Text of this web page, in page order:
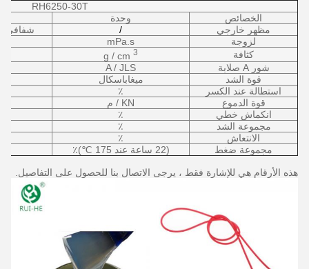
RH6250-30T
الخصائص
وحدة
مظهر خارجي
/
شفافي
لزوجة
mPa.s
كثافة
g / cm 3
شور A صلابة
A / JLS
قوة الشد
ميغاباسكال
استطالة عند الكسر
٪
قوة الدموع
KN / م
انكماش خطي
٪
مجموعة الشد
٪
الانتعاش
٪
مجموعة ضغط
(22 ساعة عند 175 ℃)٪
هذه الأرقام هي للإشارة فقط ، يرجى الاتصال بنا للحصول على التفاصيل.